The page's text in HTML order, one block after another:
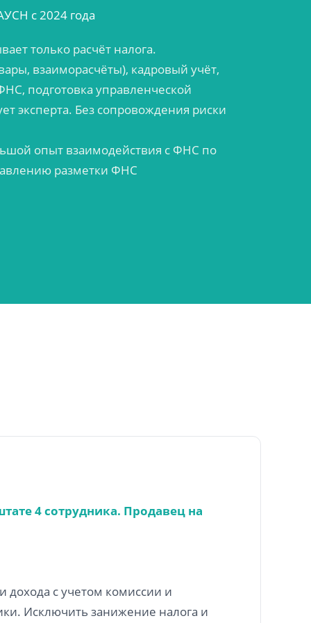
с 2024 года
только расчёт налога.
взаиморасчёты), кадровый учёт,
подготовка управленческой
эксперта. Без сопровождения риски
опыт взаимодействия с ФНС по
разметки ФНС
4 сотрудника. Продавец на
дохода с учетом комиссии и
Исключить занижение налога и